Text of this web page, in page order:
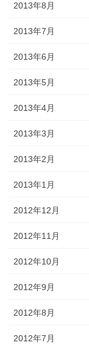
2013年8月
2013年7月
2013年6月
2013年5月
2013年4月
2013年3月
2013年2月
2013年1月
2012年12月
2012年11月
2012年10月
2012年9月
2012年8月
2012年7月